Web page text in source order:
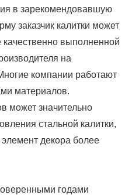
в зарекомендовавшую
заказчик калитки может
качественно выполненной
на
компании работают
материалов.
может значительно
стальной калитки,
декора более
годами